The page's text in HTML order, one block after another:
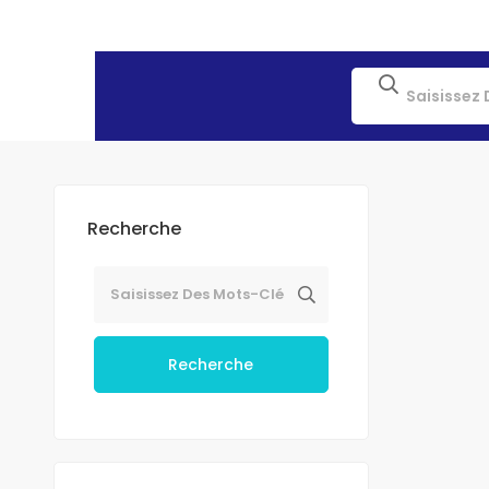
Recherche
Recherche